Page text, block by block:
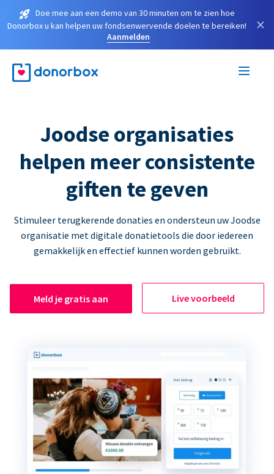
Doe mee aan een demo van 30 minuten om te zien hoe
Donorbox u kan helpen uw fondsenwervende doelen te bereiken!
Aanmelden
×
Joodse organisaties
helpen meer consistente
giften te geven
Stimuleer terugkerende donaties en ondersteun uw Joodse
organisatie met digitale donatietools die door iedereen
gemakkelijk en effectief kunnen worden gebruikt.
Meld je gratis aan Live voorbeeld